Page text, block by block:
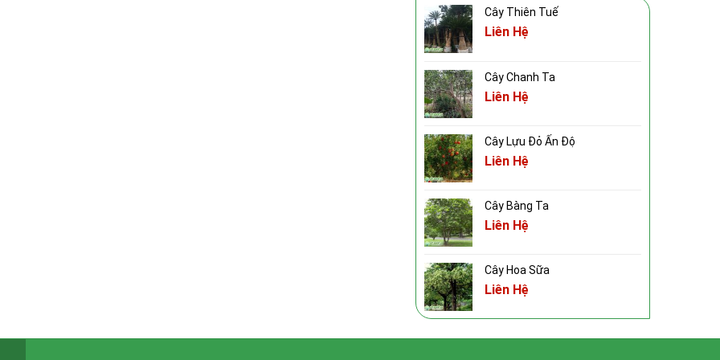
Cây Thiên Tuế
Liên Hệ
Cây Chanh Ta
Liên Hệ
Cây Lựu Đỏ Ấn Độ
Liên Hệ
Cây Bàng Ta
Liên Hệ
Cây Hoa Sữa
Liên Hệ